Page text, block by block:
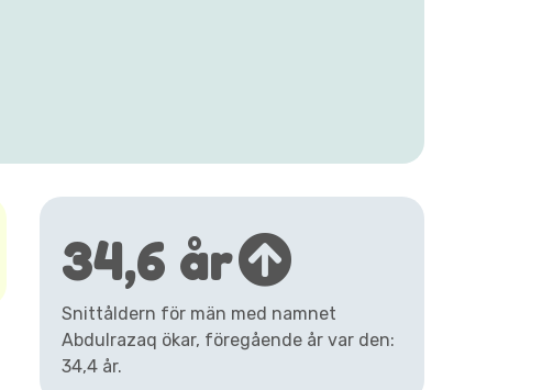
34,6 år
Snittåldern för män med namnet
Abdulrazaq ökar, föregående år var den:
34,4 år.